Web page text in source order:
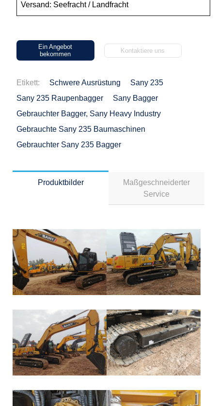
Versand: Seefracht / Landfracht
Ein Angebot
bekommen
Kontaktiere uns
Etikett: Schwere Ausrüstung
Sany 235
Sany 235 Raupenbagger
Sany Bagger
Gebrauchter Bagger, Sany Heavy Industry
Gebrauchte Sany 235 Baumaschinen
Gebrauchter Sany 235 Bagger
Produktbilder
Maßgeschneiderter
Service